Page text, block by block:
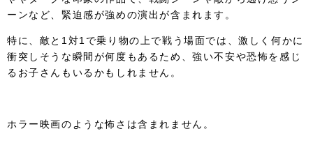
ーンなど、緊迫感が強めの演出が含まれます。
特に、敵と1対1で乗り物の上で戦う場面では、激しく何かに
衝突しそうな瞬間が何度もあるため、強い不安や恐怖を感じ
るお子さんもいるかもしれません。
ホラー映画のような怖さは含まれません。